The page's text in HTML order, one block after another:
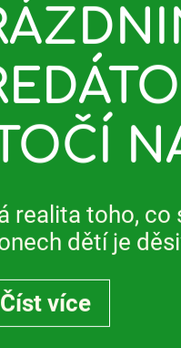
realita toho, co
dětí je
Číst více